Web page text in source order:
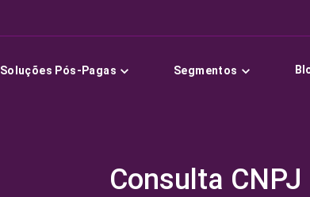
Soluções Pós-Pagas Segmentos
Consulta CNPJ